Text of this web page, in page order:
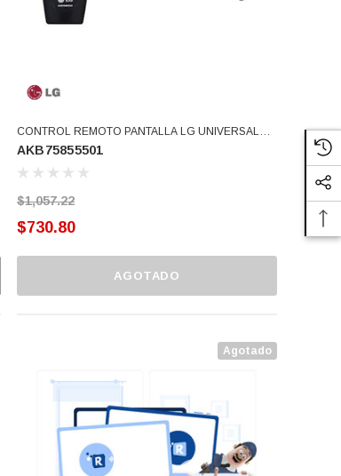
CONTROL REMOTO PANTALLA LG UNIVERSAL
AKB75635305 - AGF79298801 Usar AKB76039704
(AKB75855501)
AKB75855501
$1,057.22
$730.80
AGOTADO
Agotado